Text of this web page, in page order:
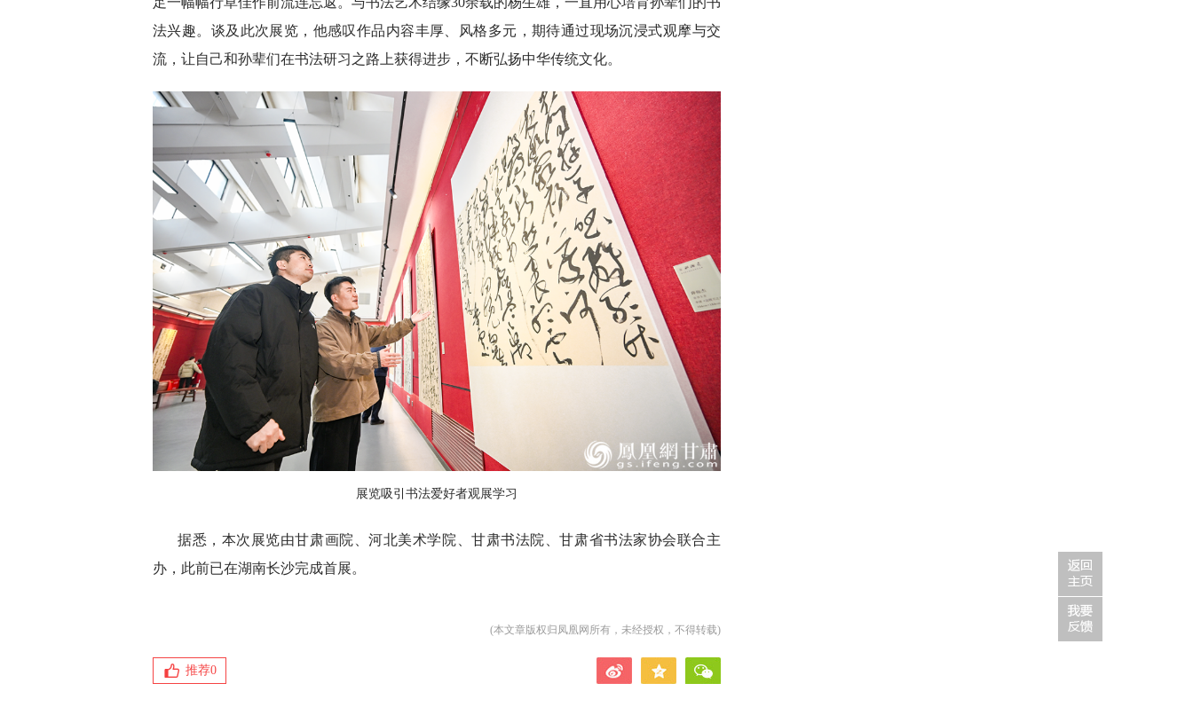
法兴趣。谈及此次展览，他感叹作品内容丰厚、风格多元，期待通过现场沉浸式观摩与交
流，让自己和孙辈们在书法研习之路上获得进步，不断弘扬中华传统文化。
展览吸引书法爱好者观展学习
据悉，本次展览由甘肃画院、河北美术学院、甘肃书法院、甘肃省书法家协会联合主
办，此前已在湖南长沙完成首展。
(本文章版权归凤凰网所有，未经授权，不得转载)
推荐0